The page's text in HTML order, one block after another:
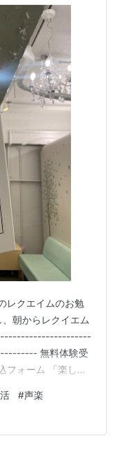
レクエイムのお勉
朝からレクイエム
無料体験受
フォーム 「楽しく
さんがふだん歌う
それぞれの個性に
～７０代の方が受
#声楽